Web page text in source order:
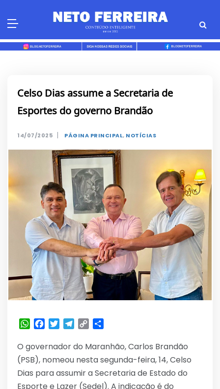
Celso Dias assume a Secretaria de
Esportes do governo Brandão
14/07/2025 | PÁGINA PRINCIPAL, NOTÍCIAS
WhatsApp
Facebook
TwitterTelegram
Copy
O governador do Maranhão, Carlos Brandão
(PSB), nomeou nesta segunda-feira, 14, Celso
Dias para assumir a Secretaria de Estado do
Esporte e Lazer (Sedel). A indicação é do